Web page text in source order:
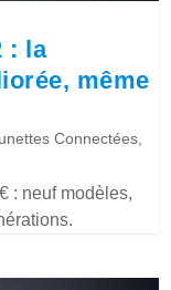
: la
même
Connectées
: neuf modèles,